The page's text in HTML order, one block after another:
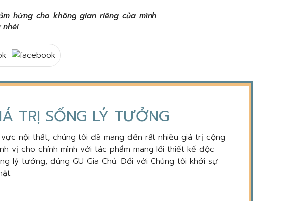
hứng cho không gian riêng của mình
TRỊ SỐNG LÝ TƯỞNG
nội thất, chúng tôi đã mang đến rất nhiều giá trị cộng
vị cho chính mình với tác phẩm mang lối thiết kế độc
lý tưởng, đúng GU Gia Chủ. Đối với Chúng tôi khởi sự